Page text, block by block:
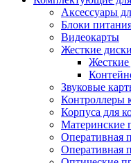
Аксессуары
Блоки
Видеокарты
Жесткие
Звуковые
Контроллеры
Корпуса для
Материнские
Оперативная
Оперативная